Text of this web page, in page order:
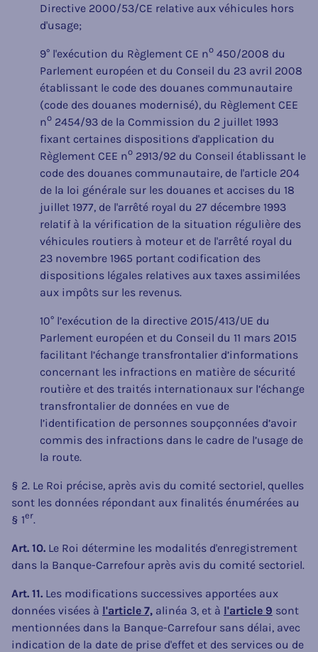
Directive 2000/53/CE relative aux véhicules hors
d'usage;
9° l'exécution du Règlement CE no 450/2008 du
Parlement européen et du Conseil du 23 avril 2008
établissant le code des douanes communautaire
(code des douanes modernisé), du Règlement CEE
no 2454/93 de la Commission du 2 juillet 1993
fixant certaines dispositions d'application du
Règlement CEE no 2913/92 du Conseil établissant le
code des douanes communautaire, de l'article 204
de la loi générale sur les douanes et accises du 18
juillet 1977, de l'arrêté royal du 27 décembre 1993
relatif à la vérification de la situation régulière des
véhicules routiers à moteur et de l'arrêté royal du
23 novembre 1965 portant codification des
dispositions légales relatives aux taxes assimilées
aux impôts sur les revenus.
10° l’exécution de la directive 2015/413/UE du
Parlement européen et du Conseil du 11 mars 2015
facilitant l’échange transfrontalier d’informations
concernant les infractions en matière de sécurité
routière et des traités internationaux sur l’échange
transfrontalier de données en vue de
l’identification de personnes soupçonnées d’avoir
commis des infractions dans le cadre de l’usage de
la route.
§ 2. Le Roi précise, après avis du comité sectoriel, quelles
sont les données répondant aux finalités énumérées au
§ 1er.
Art. 10. Le Roi détermine les modalités d'enregistrement
dans la Banque-Carrefour après avis du comité sectoriel.
Art. 11. Les modifications successives apportées aux
données visées à l'article 7, alinéa 3, et à l'article 9 sont
mentionnées dans la Banque-Carrefour sans délai, avec
indication de la date de prise d'effet et des services ou de